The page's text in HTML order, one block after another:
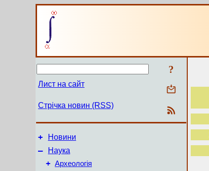
?
Лист на сайт
Стрічка новин (RSS)
+ Новини
–
Наука
+ Археологія